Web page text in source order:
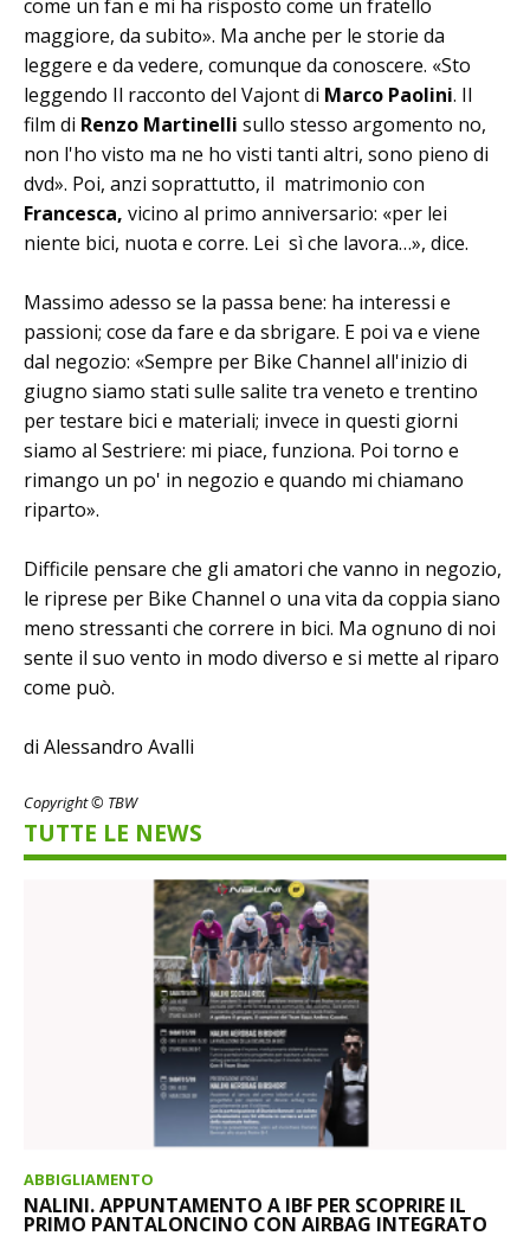
come un fan e mi ha risposto come un fratello
maggiore, da subito». Ma anche per le storie da
leggere e da vedere, comunque da conoscere. «Sto
leggendo Il racconto del Vajont di Marco Paolini. Il
film di Renzo Martinelli sullo stesso argomento no,
non l'ho visto ma ne ho visti tanti altri, sono pieno di
dvd». Poi, anzi soprattutto, il matrimonio con
Francesca, vicino al primo anniversario: «per lei
niente bici, nuota e corre. Lei sì che lavora…», dice.
Massimo adesso se la passa bene: ha interessi e
passioni; cose da fare e da sbrigare. E poi va e viene
dal negozio: «Sempre per Bike Channel all'inizio di
giugno siamo stati sulle salite tra veneto e trentino
per testare bici e materiali; invece in questi giorni
siamo al Sestriere: mi piace, funziona. Poi torno e
rimango un po' in negozio e quando mi chiamano
riparto».
Difficile pensare che gli amatori che vanno in negozio,
le riprese per Bike Channel o una vita da coppia siano
meno stressanti che correre in bici. Ma ognuno di noi
sente il suo vento in modo diverso e si mette al riparo
come può.
di Alessandro Avalli
Copyright © TBW
TUTTE LE NEWS
ABBIGLIAMENTO
NALINI. APPUNTAMENTO A IBF PER SCOPRIRE IL
PRIMO PANTALONCINO CON AIRBAG INTEGRATO